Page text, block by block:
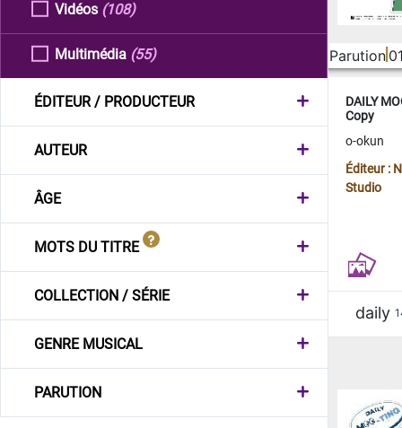
Vidéos (108)
Multimédia (55)
ÉDITEUR / PRODUCTEUR
AUTEUR
ÂGE
MOTS DU TITRE
COLLECTION / SÉRIE
GENRE MUSICAL
PARUTION
Parution
DAILY
Copy
o-okun
Éditeur :
Studio
daily